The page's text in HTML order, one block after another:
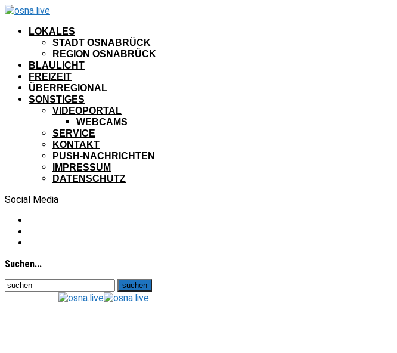
LOKALES
STADT OSNABRÜCK
REGION OSNABRÜCK
BLAULICHT
FREIZEIT
ÜBERREGIONAL
SONSTIGES
VIDEOPORTAL
WEBCAMS
SERVICE
KONTAKT
PUSH-NACHRICHTEN
IMPRESSUM
DATENSCHUTZ
Social Media
Suchen...